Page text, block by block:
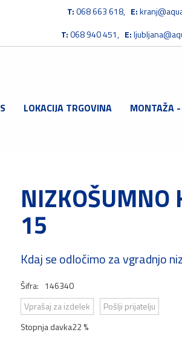
T:068 663 618, E:
T:068 940 451, E:
LOKACIJA TRGOVINA MONTAŽA
NIZKOŠUMNO
15
Kdaj se odločimo za vgradnjo
Šifra: 146340
Vprašaj za izdelek
Pošlji prijatelju
Stopnja davka22 %